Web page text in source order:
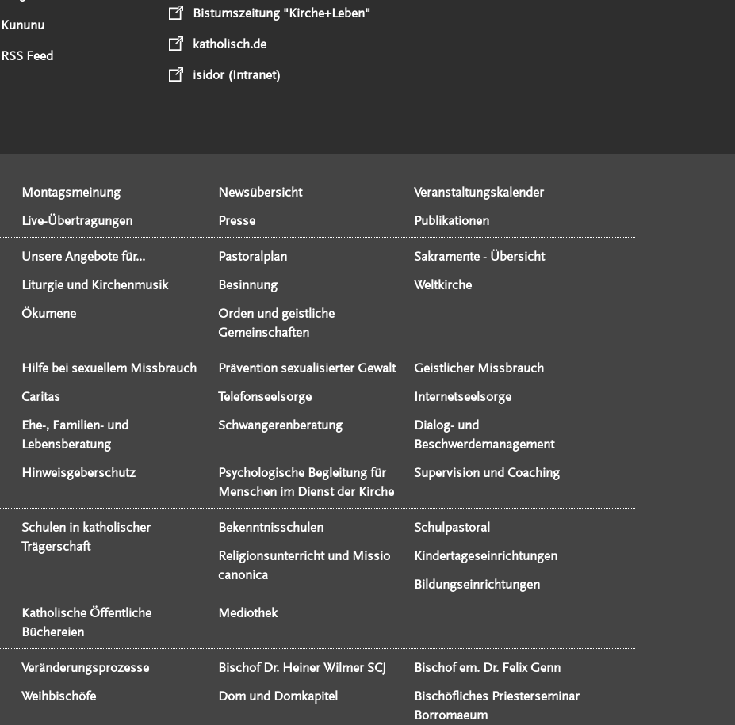
Kununu
RSS Feed
Bistumszeitung "Kirche+Leben"
katholisch.de
isidor (Intranet)
Montagsmeinung Newsübersicht
Veranstaltungskalender
Live-Übertragungen
Presse Publikationen
Unsere Angebote für... Pastoralplan
Sakramente - Übersicht
Liturgie und Kirchenmusik
Besinnung
Weltkirche
Ökumene
Orden und geistliche
Gemeinschaften
Hilfe bei sexuellem Missbrauch Prävention sexualisierter Gewalt
Geistlicher Missbrauch
Caritas
Telefonseelsorge
Internetseelsorge
Ehe-, Familien- und
Lebensberatung
Schwangerenberatung
Dialog- und
Beschwerdemanagement
Hinweisgeberschutz
Psychologische Begleitung für
Menschen im Dienst der Kirche
Supervision und Coaching
Schulen in katholischer
Trägerschaft
Bekenntnisschulen
Schulpastoral
Religionsunterricht und Missio
canonica
Kindertageseinrichtungen
Bildungseinrichtungen
Katholische Öffentliche
Büchereien
Mediothek
Veränderungsprozesse Bischof Dr. Heiner Wilmer SCJ
Bischof em. Dr. Felix Genn
Weihbischöfe
Dom und Domkapitel
Bischöfliches Priesterseminar
Borromaeum